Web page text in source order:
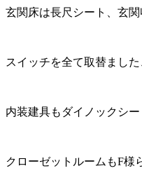
玄関床は長尺シート、玄
スイッチを全て取替まし
内装建具もダイノックシ
クローゼットルームもF様